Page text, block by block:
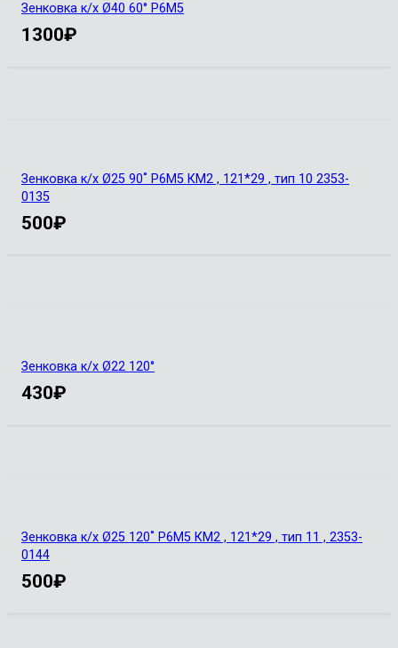
Зенковка к/х Ø40 60° Р6М5
1300₽
Зенковка к/х Ø25 90˚ Р6М5 КМ2 , 121*29 , тип 10 2353-
0135
500₽
Зенковка к/х Ø22 120°
430₽
Зенковка к/х Ø25 120˚ Р6М5 КМ2 , 121*29 , тип 11 , 2353-
0144
500₽